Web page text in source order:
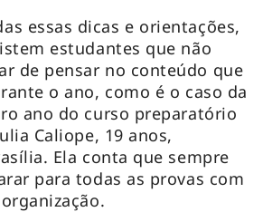
essas dicas e orientações,
estudantes que não
de pensar no conteúdo que
o ano, como é o caso da
ano do curso preparatório
Caliope, 19 anos,
Ela conta que sempre
para todas as provas com